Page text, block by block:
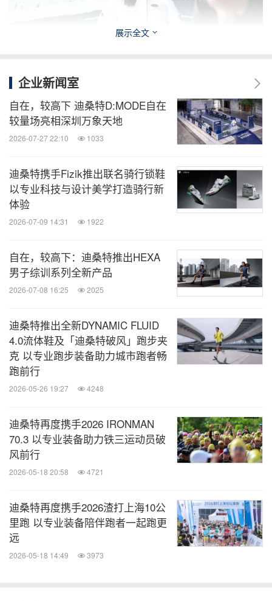
图5 迪桑特 x 兰博基尼全新联名系列 鹅绒派克大衣
DESCENTE X AUTOMOBILI LAMBORGHINI全新联
名系列是一次关于速度的共同追求，一场创新专业科
技的对话。除专业滑雪服和派克大衣外，联名系列还
推出了经典二合一多功能夹克、长袖针织衫、梭织运
动长裤、针织套头衫等多款单品，以匠心工艺打造突
DESCENTE X AUTOMOBILI LAMBORGHINI全新联
名系列将于11月7日在迪桑特官方小程序、天猫旗舰
店发售和指定线下门店同步上市。更多关于
官方微博@迪桑特DESCENTE及DESCENTE品牌官
方微信。
展示全文
企业新闻室
自在，较高下 迪桑特D:MODE自在
较量场亮相深圳万象天地
2026-07-27 22:10 1033
迪桑特携手Fizik推出联名骑行锁鞋
以专业科技与设计美学打造骑行新
体验
2026-07-09 14:31 1922
自在，较高下：迪桑特推出HEXA
男子综训系列全新产品
2026-07-08 16:25 2025
迪桑特推出全新DYNAMIC FLUID
4.0流体鞋及「迪桑特破风」跑步夹
克 以专业跑步装备助力城市跑者畅
跑前行
2026-05-26 19:27 4248
迪桑特再度携手2026 IRONMAN
70.3 以专业装备助力铁三运动员破
风前行
2026-05-18 20:58 4721
迪桑特再度携手2026渣打上海10公
里跑 以专业装备陪伴跑者一起跑更
远
2026-05-18 14:49 3973